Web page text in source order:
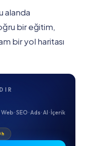
alanda
bir eğitim,
bir yol haritası
Web · SEO · Ads · AI · İçerik